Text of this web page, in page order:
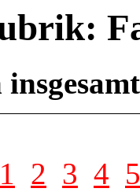
1 2 3 4 5